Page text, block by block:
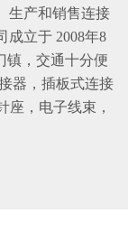
生产和销售连接
成立于 2008年8
镇，交通十分便
器，插板式连接
座，电子线束，